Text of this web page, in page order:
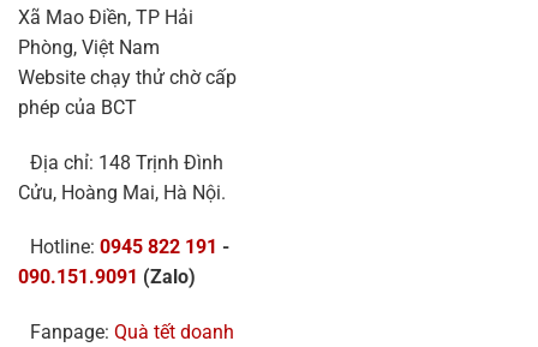
Xã Mao Điền, TP Hải
Phòng, Việt Nam
Website chạy thử chờ cấp
phép của BCT
Địa chỉ: 148 Trịnh Đình
Cửu, Hoàng Mai, Hà Nội.
Hotline: 0945 822 191 -
090.151.9091 (Zalo)
Fanpage: Quà tết doanh